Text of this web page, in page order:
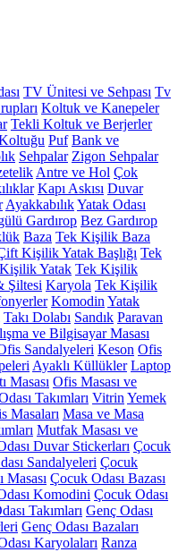
TV Ünitesi ve Sehpası Tv
Koltuk ve Kanepeler
Tekli Koltuk ve Berjerler
Puf Bank ve
Sehpalar Zigon Sehpalar
Antre ve Hol Çok
Kapı Askısı Duvar
AyakkabılıkYatak Odası
Gardırop Bez Gardırop
Baza Tek Kişilik Baza
Kişilik Yatak Başlığı Tek
Yatak Tek Kişilik
Şiltesi Karyola Tek Kişilik
Komodin Yatak
Takı Dolabı Sandık Paravan
ve Bilgisayar Masası
Sandalyeleri Keson Ofis
Ayaklı Küllükler Laptop
Masası Ofis Masası ve
Takımları Vitrin Yemek
Masaları Masa ve Masa
Mutfak Masası ve
Duvar Stickerları Çocuk
Sandalyeleri Çocuk
Masası Çocuk Odası Bazası
Komodini Çocuk Odası
Takımları Genç Odası
Genç Odası Bazaları
Karyolaları Ranza